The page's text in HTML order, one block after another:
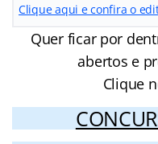
Clique aqui e confira o
Quer ficar por
abertos e
Clique